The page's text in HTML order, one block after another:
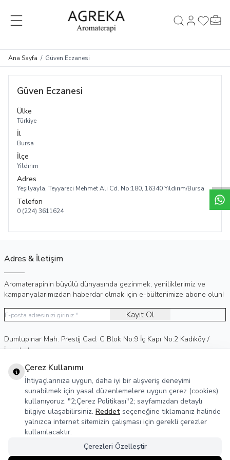
MENÜ Hesabım
Ana Sayfa / Güven Eczanesi
Güven Eczanesi
Ülke
Türkiye
İl
Bursa
İlçe
Yıldırım
Adres
Yeşilyayla, Teyyareci Mehmet Ali Cd. No:180, 16340 Yıldırım/Bursa
Telefon
0 (224) 3611624
Adres & İletişim
Aromaterapinin büyülü dünyasında gezinmek, yeniliklerimiz ve
kampanyalarımızdan haberdar olmak için e-bültenimize abone olun!
Kayıt Ol
Adres
Dumlupınar Mah. Prestij Cad. C Blok No:9 İç Kapı No:2 Kadıköy /
İstanbul
Telefon
0 (530) 236 15 75
E-Posta
info@agreka.com.tr
Müşteri Hizmetleri
Yasal Bilgiler
Sosyal Medya
Çerez Kullanımı
İhtiyaçlarınıza uygun, daha iyi bir alışveriş deneyimi
sunabilmek için yasal düzenlemelere uygun çerez (cookies)
kullanıyoruz. "2;Çerez Politikası"2; sayfamızdan detaylı
bilgiye ulaşabilirsiniz. Reddet seçeneğine tıklamanız halinde
yalnızca internet sitemizin çalışması için gerekli çerezler
kullanılacaktır.
Çerezleri Özelleştir